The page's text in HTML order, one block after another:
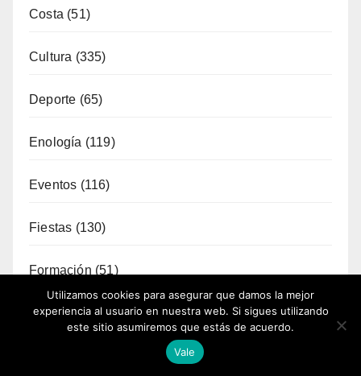
Costa (51)
Cultura (335)
Deporte (65)
Enología (119)
Eventos (116)
Fiestas (130)
Formación (51)
Fotoperiodismo(7)
Utilizamos cookies para asegurar que damos la mejor
experiencia al usuario en nuestra web. Si sigues utilizando
este sitio asumiremos que estás de acuerdo.
Vale